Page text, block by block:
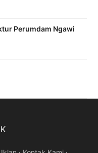
Perumdam Ngawi